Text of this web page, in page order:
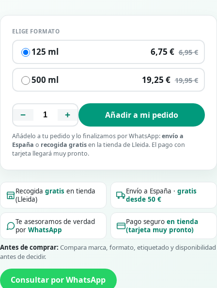
ELIGE FORMATO
125 ml 6,75 € 6,95 €
500 ml 19,25 € 19,95 €
− + Añadir a mi pedido
Añádelo a tu pedido y lo finalizamos por WhatsApp:envío a
España o recogida gratisen la tienda de Lleida. El pago con
tarjeta llegará muy pronto.
Recogidagratis en tienda
(Lleida)
Envío a España ·gratis
desde 50 €
Te asesoramos de verdad
porWhatsApp
Pago seguroen tienda
(tarjeta muy pronto)
Antes de comprar: Compara marca, formato, etiquetado y disponibilidad
antes de decidir.
Consultar por WhatsApp